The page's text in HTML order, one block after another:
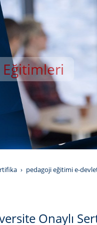
AKADEMİSİ
pedagoji eğitimi e-
Onaylı